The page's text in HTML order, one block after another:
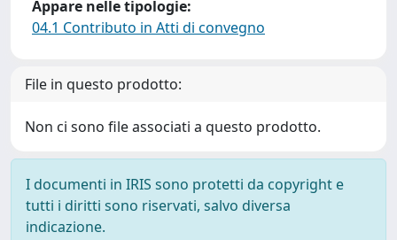
Appare nelle tipologie:
04.1 Contributo in Atti di convegno
File in questo prodotto:
Non ci sono file associati a questo prodotto.
I documenti in IRIS sono protetti da copyright e
tutti i diritti sono riservati, salvo diversa
indicazione.